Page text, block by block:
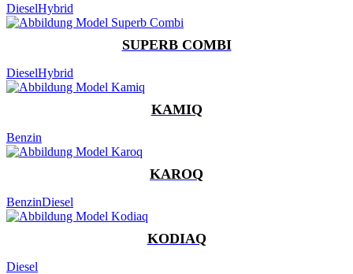
DieselHybrid
SUPERB COMBI
DieselHybrid
KAMIQ
Benzin
KAROQ
BenzinDiesel
KODIAQ
Diesel